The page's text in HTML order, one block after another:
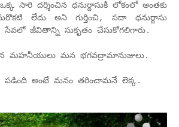
సారి దర్శించిన ధనుర్దాసుకి లోకంలో అంతకు
లేదు అని గుర్తించి, సదా ధనుర్దాసు
సేవలో జీవితాన్ని సుకృతం చేసుకోగలిగారు.
మహనీయులు మన భగవద్రామానుజులు.
పడింది అంటే మనం తరించామనే లెక్క.